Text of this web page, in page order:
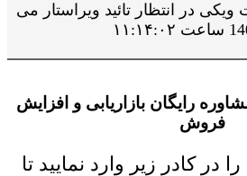
در انتظار تائید ویراستار می
رایگان بازاریابی و افزایش
فروش
در کادر زیر وارد نمایید تا